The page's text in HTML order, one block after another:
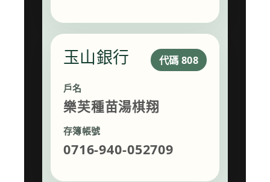
玉山銀行 代碼 808
戶名
樂芙種苗湯棋翔
存簿帳號
0716-940-052709